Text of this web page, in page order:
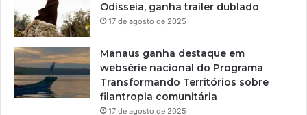
Odisseia, ganha trailer dublado
17 de agosto de 2025
Manaus ganha destaque em
websérie nacional do Programa
Transformando Territórios sobre
filantropia comunitária
17 de agosto de 2025